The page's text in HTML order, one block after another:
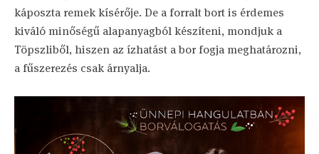
káposzta remek kísérője. De a forralt bort is érdemes
kiváló minőségű alapanyagból készíteni, mondjuk a
Töpszliből, hiszen az ízhatást a bor fogja meghatározni,
a fűszerezés csak árnyalja.